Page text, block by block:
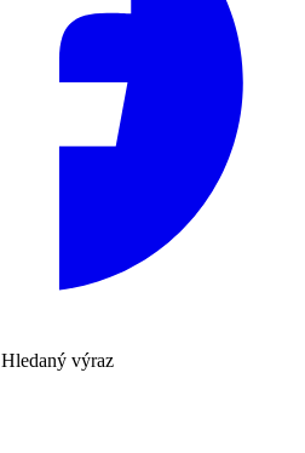
Hledaný výraz